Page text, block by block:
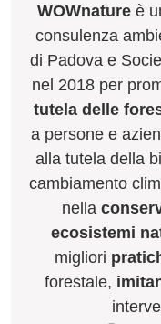
WOWnatureè
consulenza
di Padova e
nel 2018 per
tutela delle
a persone e
alla tutela della
cambiamento
nella
ecosistemi
migliori
forestale,